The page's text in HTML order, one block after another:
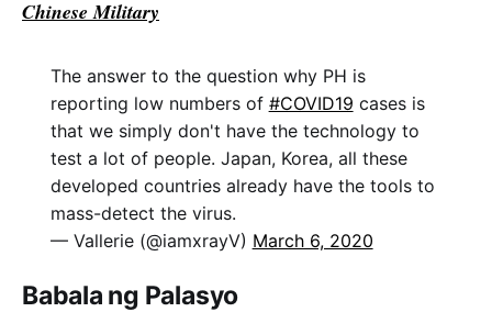
Chinese Military
The answer to the question why PH is
reporting low numbers of #COVID19 cases is
that we simply don't have the technology to
test a lot of people. Japan, Korea, all these
developed countries already have the tools to
mass-detect the virus.
— Vallerie (@iamxrayV) March 6, 2020
Babala ng Palasyo